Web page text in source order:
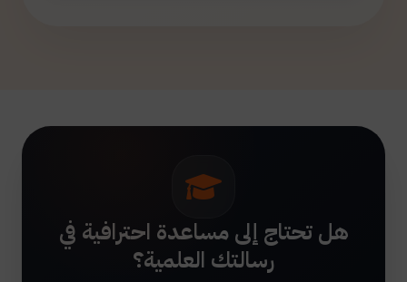
هل تحتاج إلى مساعدة احترافية في
رسالتك العلمية؟